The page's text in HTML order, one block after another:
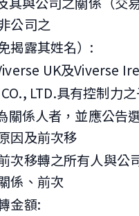
公司之
揭露其姓名）:
UK及Viverse
LTD.具有控制力
關係人者，並應公告
因及前次移
次移轉之所有人與公
係、前次
金額: